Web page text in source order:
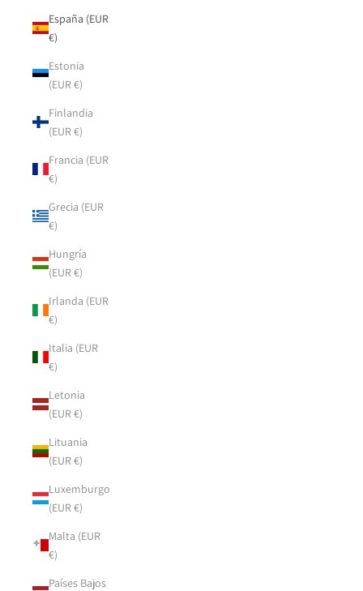
España (EUR
€)
Estonia
(EUR €)
Finlandia
(EUR €)
Francia (EUR
€)
Grecia (EUR
€)
Hungría
(EUR €)
Irlanda (EUR
€)
Italia (EUR
€)
Letonia
(EUR €)
Lituania
(EUR €)
Luxemburgo
(EUR €)
Malta (EUR
€)
Países Bajos